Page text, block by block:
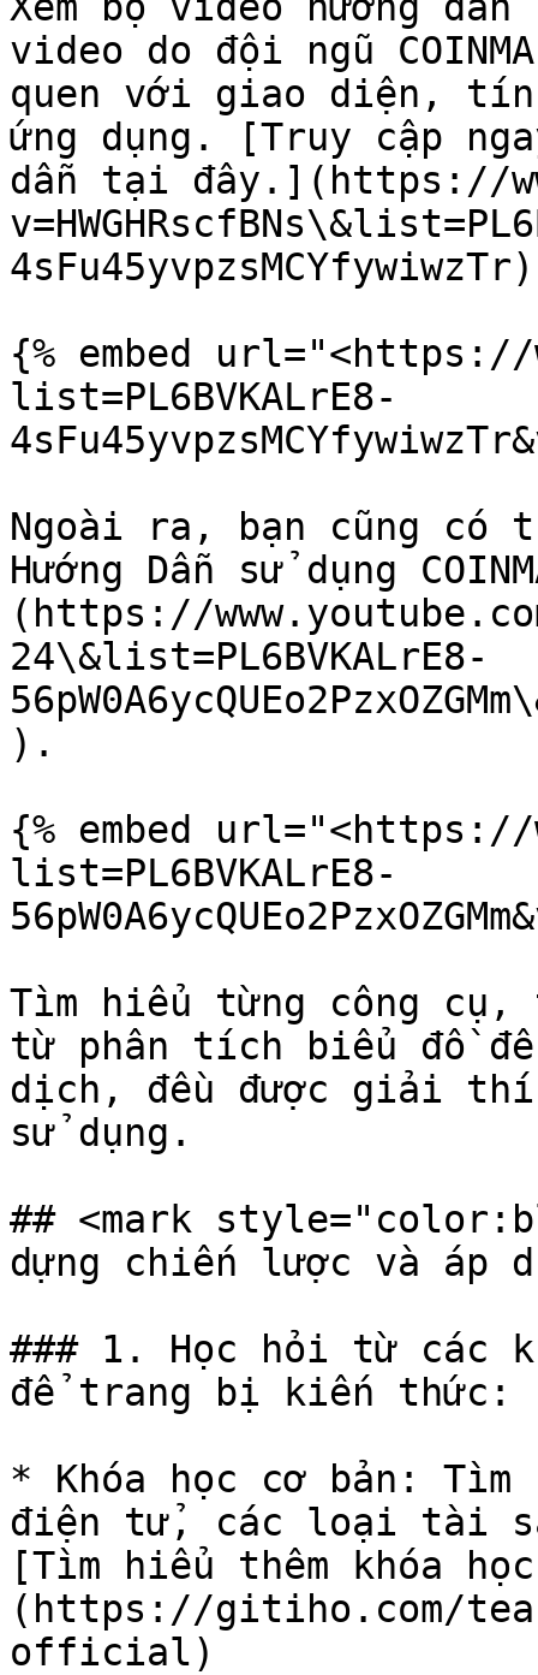
video do đội ngũ
quen với giao diện,
ứng dụng. [Truy cập
dẫn tại đây.](https://
4sFu45yvpzsMCYfywiwzTr)
{% embed url="<https://
list=PL6BVKALrE8-
Ngoài ra, bạn cũng có
Hướng Dẫn sử dụng
(https://
24\&list=PL6BVKALrE8-
).
{% embed url="<https://
list=PL6BVKALrE8-
Tìm hiểu từng công cụ,
từ phân tích biểu đồ
dịch, đều được giải
sử dụng.
## <mark
dựng chiến lược và áp
### 1. Học hỏi từ các
để trang bị kiến thức:
* Khóa học cơ bản:
điện tử, các loại tài
[Tìm hiểu thêm khóa
(https://gitiho.com/
official)